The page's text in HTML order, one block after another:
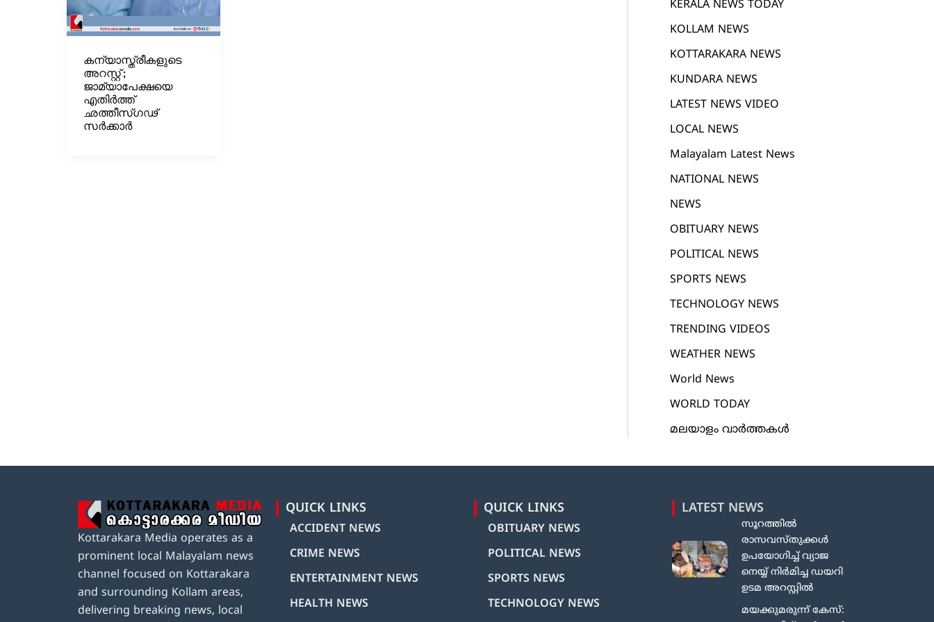
കന്യാസ്ത്രീകളുടെ
അറസ്റ്റ് ;
ജാമ്യാപേക്ഷയെ
എതിർത്ത്
ഛത്തീസ്ഗഢ്
സർക്കാർ
KERALA NEWS TODAY
KOLLAM NEWS
KOTTARAKARA NEWS
KUNDARA NEWS
LATEST NEWS VIDEO
LOCAL NEWS
Malayalam Latest News
NATIONAL NEWS
NEWS
OBITUARY NEWS
POLITICAL NEWS
SPORTS NEWS
TECHNOLOGY NEWS
TRENDING VIDEOS
WEATHER NEWS
World News
WORLD TODAY
മലയാളം വാർത്തകൾ
Kottarakara Media operates as a
prominent local Malayalam news
channel focused on Kottarakara
and surrounding Kollam areas,
delivering breaking news, local
QUICK LINKS
ACCIDENT NEWS
CRIME NEWS
ENTERTAINMENT NEWS
HEALTH NEWS
QUICK LINKS
OBITUARY NEWS
POLITICAL NEWS
SPORTS NEWS
TECHNOLOGY NEWS
LATEST NEWS
സൂറത്തിൽ
രാസവസ്തുക്കൾ
ഉപയോഗിച്ച് വ്യാജ
നെയ്യ് നിർമിച്ച ഡയറി
ഉടമ അറസ്റ്റിൽ
മയക്കുമരുന്ന് കേസ്: